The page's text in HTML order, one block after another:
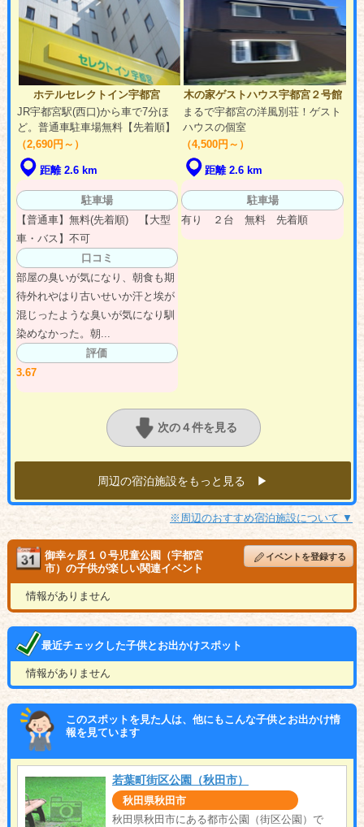
ホテルセレクトイン宇都宮
JR宇都宮駅(西口)から車で7分ほ
ど。普通車駐車場無料【先着順】
（2,690円～）
距離 2.6 km
駐車場
【普通車】無料(先着順) 【大型
車・バス】不可
口コミ
部屋の臭いが気になり、朝食も期
待外れやはり古いせいか汗と埃が
混じったような臭いが気になり馴
染めなかった。朝...
評価
3.67
木の家ゲストハウス宇都宮２号館
まるで宇都宮の洋風別荘！ゲスト
ハウスの個室
（4,500円～）
距離 2.6 km
駐車場
有り ２台 無料 先着順
次の４件を見る
周辺の宿泊施設をもっと見る ▶︎
※周辺のおすすめ宿泊施設について ▼
御幸ヶ原１０号児童公園（宇都宮
市）の子供が楽しい関連イベント
イベントを登録する
情報がありません
最近チェックした子供とお出かけスポット
情報がありません
このスポットを見た人は、他にもこんな子供とお出かけ情
報を見ています
若葉町街区公園（秋田市）
秋田県秋田市
秋田県秋田市にある都市公園（街区公園）で